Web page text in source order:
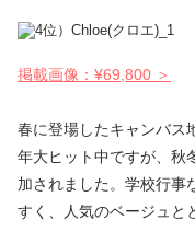
掲載画像：¥69,800 ＞
春に登場したキャンバス
年大ヒット中ですが、秋
加されました。学校行事
すく、人気のベージュと